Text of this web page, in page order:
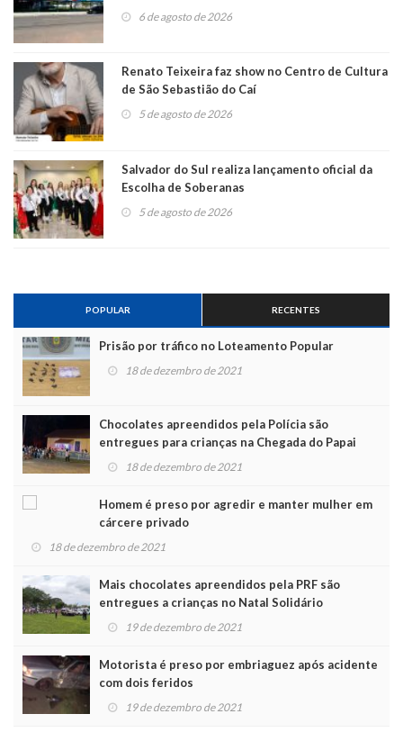
6 de agosto de 2026
Renato Teixeira faz show no Centro de Cultura
de São Sebastião do Caí
5 de agosto de 2026
Salvador do Sul realiza lançamento oficial da
Escolha de Soberanas
5 de agosto de 2026
POPULAR RECENTES
Prisão por tráfico no Loteamento Popular
18 de dezembro de 2021
Chocolates apreendidos pela Polícia são
entregues para crianças na Chegada do Papai
Noel
18 de dezembro de 2021
Homem é preso por agredir e manter mulher em
cárcere privado
18 de dezembro de 2021
Mais chocolates apreendidos pela PRF são
entregues a crianças no Natal Solidário
19 de dezembro de 2021
Motorista é preso por embriaguez após acidente
com dois feridos
19 de dezembro de 2021